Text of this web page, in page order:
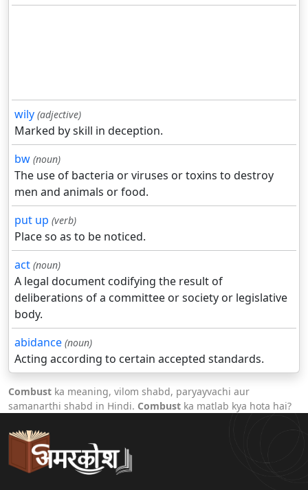
wily (adjective)
Marked by skill in deception.
bw (noun)
The use of bacteria or viruses or toxins to destroy
men and animals or food.
put up (verb)
Place so as to be noticed.
act (noun)
A legal document codifying the result of
deliberations of a committee or society or legislative
body.
abidance (noun)
Acting according to certain accepted standards.
Combust ka meaning, vilom shabd, paryayvachi aur
samanarthi shabd in Hindi. Combust ka matlab kya hota hai?